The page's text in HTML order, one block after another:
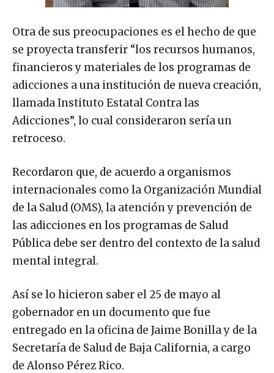
Otra de sus preocupaciones es el hecho de que
se proyecta transferir “los recursos humanos,
financieros y materiales de los programas de
adicciones a una institución de nueva creación,
llamada Instituto Estatal Contra las
Adicciones”, lo cual consideraron sería un
retroceso.
Recordaron que, de acuerdo a organismos
internacionales como la Organización Mundial
de la Salud (OMS), la atención y prevención de
las adicciones en los programas de Salud
Pública debe ser dentro del contexto de la salud
mental integral.
Así se lo hicieron saber el 25 de mayo al
gobernador en un documento que fue
entregado en la oficina de Jaime Bonilla y de la
Secretaría de Salud de Baja California, a cargo
de Alonso Pérez Rico.